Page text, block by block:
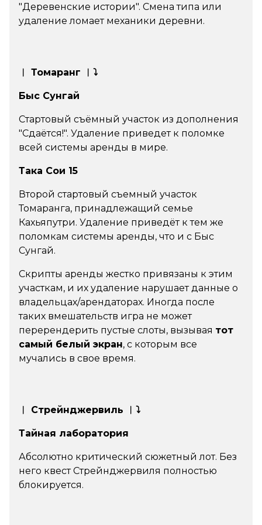
"Деревенские истории". Смена типа или
удаление ломает механики деревни.
︱ Томаранг ︱⤵
Быс Сунгай
Стартовый съёмный участок из дополнения
"Сдаётся!". Удаление приведет к поломке
всей системы аренды в мире.
Така Сои 15
Второй стартовый съемный участок
Томаранга, принадлежащий семье
Кахьяпутри. Удаление приведёт к тем же
поломкам системы аренды, что и с Быс
Сунгай.
Скрипты аренды жестко привязаны к этим
участкам, и их удаление нарушает данные о
владельцах/арендаторах. Иногда после
таких вмешательств игра не может
перерендерить пустые слоты, вызывая тот
самый белый экран, с которым все
мучались в свое время.
︱ Стрейнджервиль ︱⤵
Тайная лаборатория
Абсолютно критический сюжетный лот. Без
него квест Стрейнджервиля полностью
блокируется.